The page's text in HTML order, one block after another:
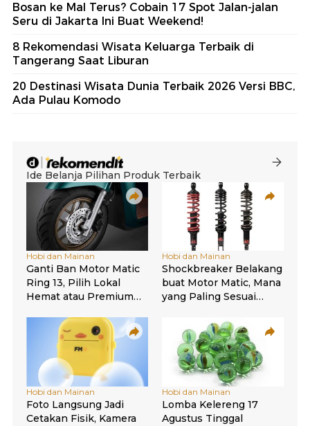
Bosan ke Mal Terus? Cobain 17 Spot Jalan-jalan
Seru di Jakarta Ini Buat Weekend!
8 Rekomendasi Wisata Keluarga Terbaik di
Tangerang Saat Liburan
20 Destinasi Wisata Dunia Terbaik 2026 Versi BBC,
Ada Pulau Komodo